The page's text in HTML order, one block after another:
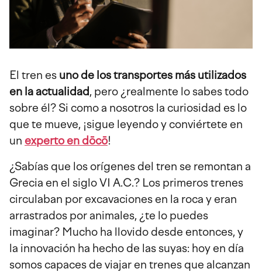
El tren es uno de los transportes más utilizados
en la actualidad, pero ¿realmente lo sabes todo
sobre él? Si como a nosotros la curiosidad es lo
que te mueve, ¡sigue leyendo y conviértete en
un experto en dōcō!
¿Sabías que los orígenes del tren se remontan a
Grecia en el siglo VI A.C.? Los primeros trenes
circulaban por excavaciones en la roca y eran
arrastrados por animales, ¿te lo puedes
imaginar? Mucho ha llovido desde entonces, y
la innovación ha hecho de las suyas: hoy en día
somos capaces de viajar en trenes que alcanzan